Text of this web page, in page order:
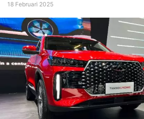
18 Februari 2025